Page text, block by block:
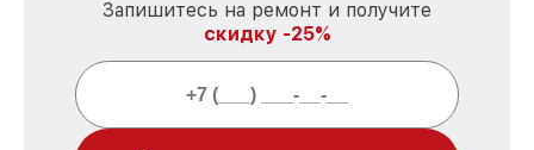
Запишитесь на ремонт и получите
скидку -25%